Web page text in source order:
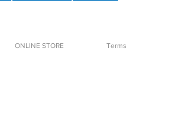
ONLINE STORE Terms